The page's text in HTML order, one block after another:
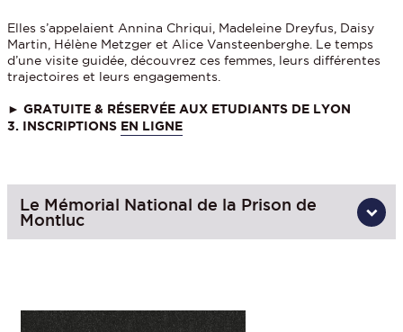
Elles s’appelaient Annina Chriqui, Madeleine Dreyfus, Daisy
Martin, Hélène Metzger et Alice Vansteenberghe. Le temps
d’une visite guidée, découvrez ces femmes, leurs différentes
trajectoires et leurs engagements.
► GRATUITE & RÉSERVÉEAUX ETUDIANTS DE LYON
3. INSCRIPTIONS EN LIGNE
Le Mémorial National de la Prison de
Montluc